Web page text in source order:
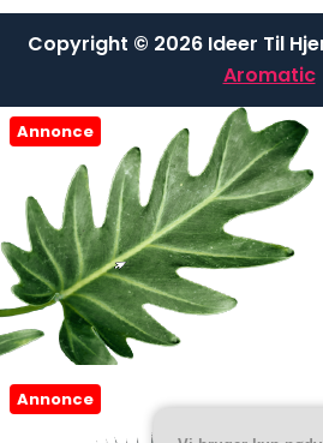
Copyright © 2026 Ideer Til
Aromatic
Annonce
Annonce